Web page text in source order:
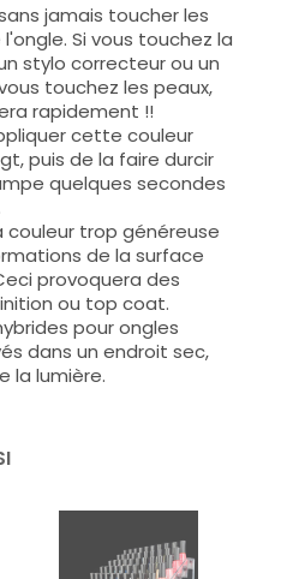
jamais toucher les
Si vous touchez la
stylo correcteur ou un
touchez les peaux,
rapidement !!
cette couleur
puis de la faire durcir
quelques secondes
couleur trop généreuse
de la surface
provoquera des
ou top coat.
pour ongles
dans un endroit sec,
la lumière.